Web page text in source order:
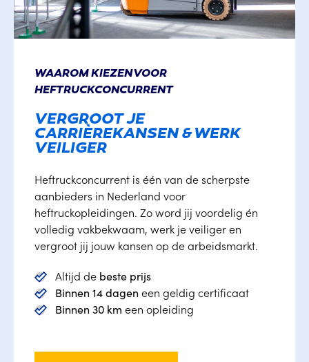
WAAROM KIEZEN VOOR
HEFTRUCKCONCURRENT
VERGROOT JE
CARRIÈREKANSEN & WERK
VEILIGER
Heftruckconcurrent is één van de scherpste
aanbieders in Nederland voor
heftruckopleidingen. Zo word jij voordelig én
volledig vakbekwaam, werk je veiliger en
vergroot jij jouw kansen op de arbeidsmarkt.
Altijd de beste prijs
Binnen 14 dagen een geldig certificaat
Binnen 30 km een opleiding